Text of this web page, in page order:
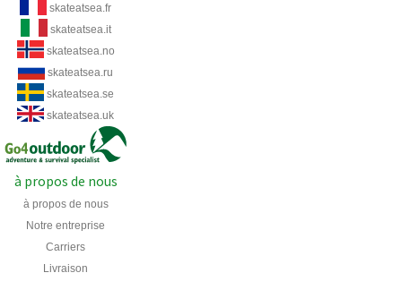
skateatsea.fr
skateatsea.it
skateatsea.no
skateatsea.ru
skateatsea.se
skateatsea.uk
à propos de nous
à propos de nous
Notre entreprise
Carriers
Livraison